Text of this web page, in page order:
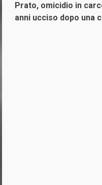
Prato, omicidio in
anni ucciso dopo una